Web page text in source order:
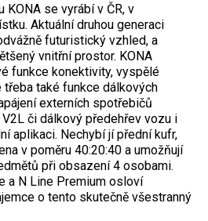
se vyrábí v ČR, v
Aktuální druhou generaci
futuristický vzhled, a
vnitřní prostor. KONA
funkce konektivity, vyspělé
také funkce dálkových
externích spotřebičů
či dálkový předehřev vozu i
aplikaci. Nechybí jí přední kufr,
v poměru 40:20:40 a umožňují
při obsazení 4 osobami.
a N Line Premium osloví
o tento skutečně všestranný